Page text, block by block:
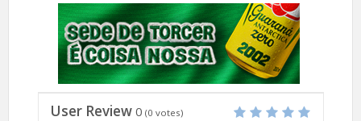
User Review 0 (0 votes)